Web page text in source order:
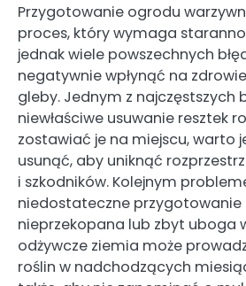
Przygotowanie ogrodu
proces, który wymaga
jednak wiele powszechnych
negatywnie wpłynąć na
gleby. Jednym z najczęstszych
niewłaściwe usuwanie resztek
zostawiać je na miejscu, warto
usunąć, aby uniknąć
i szkodników. Kolejnym
niedostateczne przygotowanie
nieprzekopana lub zbyt uboga
odżywcze ziemia może
roślin w nadchodzących